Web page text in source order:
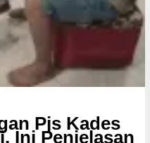
Pjs Kades
Ini Penjelasan